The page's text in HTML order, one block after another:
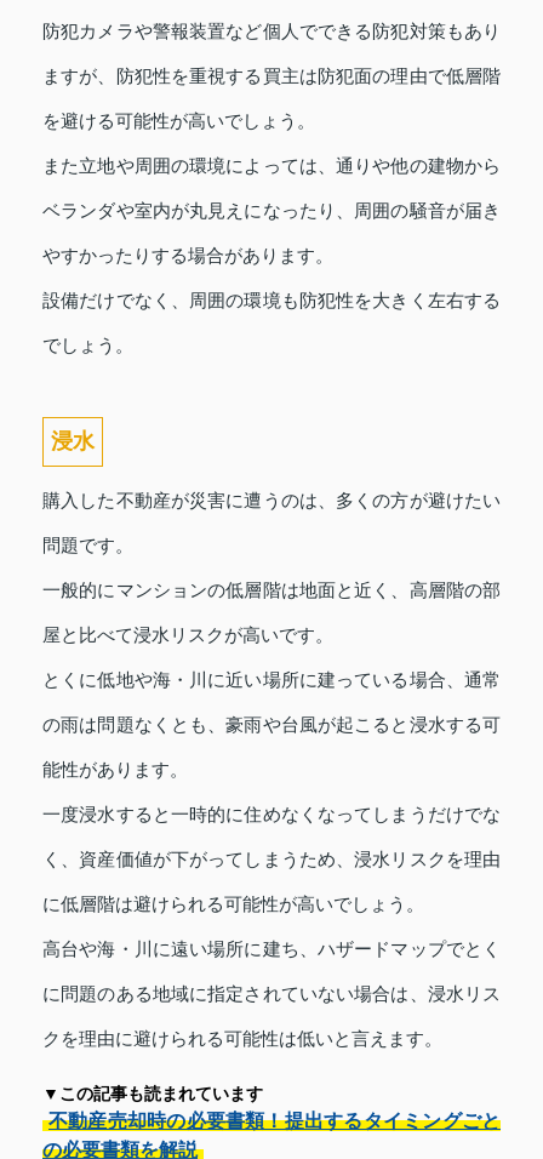
防犯カメラや警報装置など個人でできる防犯対策もあり
ますが、防犯性を重視する買主は防犯面の理由で低層階
を避ける可能性が高いでしょう。
また立地や周囲の環境によっては、通りや他の建物から
ベランダや室内が丸見えになったり、周囲の騒音が届き
やすかったりする場合があります。
設備だけでなく、周囲の環境も防犯性を大きく左右する
でしょう。
浸水
購入した不動産が災害に遭うのは、多くの方が避けたい
問題です。
一般的にマンションの低層階は地面と近く、高層階の部
屋と比べて浸水リスクが高いです。
とくに低地や海・川に近い場所に建っている場合、通常
の雨は問題なくとも、豪雨や台風が起こると浸水する可
能性があります。
一度浸水すると一時的に住めなくなってしまうだけでな
く、資産価値が下がってしまうため、浸水リスクを理由
に低層階は避けられる可能性が高いでしょう。
高台や海・川に遠い場所に建ち、ハザードマップでとく
に問題のある地域に指定されていない場合は、浸水リス
クを理由に避けられる可能性は低いと言えます。
▼この記事も読まれています
不動産売却時の必要書類！提出するタイミングごと
の必要書類を解説